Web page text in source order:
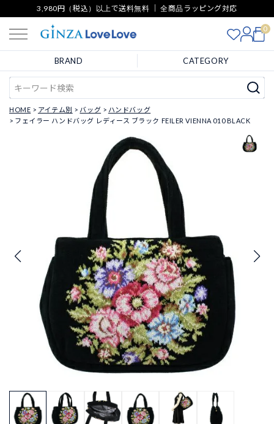
3,980円（税込）以上で送料無料 ｜ 全商品ラッピング対応
0
BRAND CATEGORY
HOME アイテム別 バッグ
ハンドバッグ
フェイラー ハンドバッグ レディース ブラック FEILER VIENNA 010 BLACK